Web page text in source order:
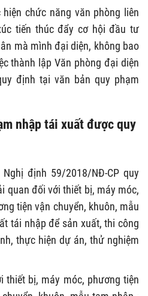
chức năng văn phòng liên
tiến thúc đẩy cơ hội đầu tư
mà mình đại diện, không bao
thành lập Văn phòng đại diện
định tại văn bản quy phạm
nhập tái xuất được quy
định 59/2018/NĐ-CP quy
quan đối với thiết bị, máy móc,
tiện vận chuyển, khuôn, mẫu
tái nhập để sản xuất, thi công
thực hiện dự án, thử nghiệm
thiết bị, máy móc, phương tiện